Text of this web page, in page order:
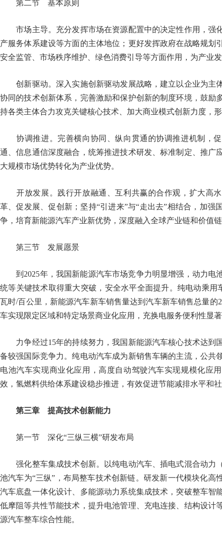
第二节 基本原则
市场主导。充分发挥市场在资源配置中的决定性作用，强
产服务体系建设等方面的主体地位；更好发挥政府在战略规划
安全监管、市场秩序维护、绿色消费引导等方面作用，为产业
创新驱动。深入实施创新驱动发展战略，建立以企业为主
协同的技术创新体系，完善激励和保护创新的制度环境，鼓励
持各类主体合力攻克关键核心技术、加大商业模式创新力度，
协调推进。完善横向协同、纵向贯通的协调推进机制，促
通、信息通信深度融合，统筹推进技术研发、标准制定、推广
大规模市场优势转化为产业优势。
开放发展。践行开放融通、互利共赢的合作观，扩大高水
革、促发展、促创新；坚持“引进来”与“走出去”相结合，加强
争，培育新能源汽车产业新优势，深度融入全球产业链和价
第三节 发展愿景
到2025年，我国新能源汽车市场竞争力明显增强，动力电
统等关键技术取得重大突破，安全水平全面提升。纯电动乘用
瓦时/百公里，新能源汽车新车销售量达到汽车新车销售总量的
车实现限定区域和特定场景商业化应用，充换电服务便利性显
力争经过15年的持续努力，我国新能源汽车核心技术达到
备较强国际竞争力。纯电动汽车成为新销售车辆的主流，公共
电池汽车实现商业化应用，高度自动驾驶汽车实现规模化应
效，氢燃料供给体系建设稳步推进，有效促进节能减排水平
第三章 提高技术创新能力
第一节 深化“三纵三横”研发布局
强化整车集成技术创新。以纯电动汽车、插电式混合动力
池汽车为“三纵”，布局整车技术创新链。研发新一代模块化高
汽车底盘一体化设计、多能源动力系统集成技术，突破整车智
低摩阻等共性节能技术，提升电池管理、充电连接、结构设计
源汽车整车综合性能。